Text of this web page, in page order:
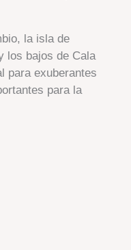
la isla de
los bajos de Cala
para exuberantes
para la